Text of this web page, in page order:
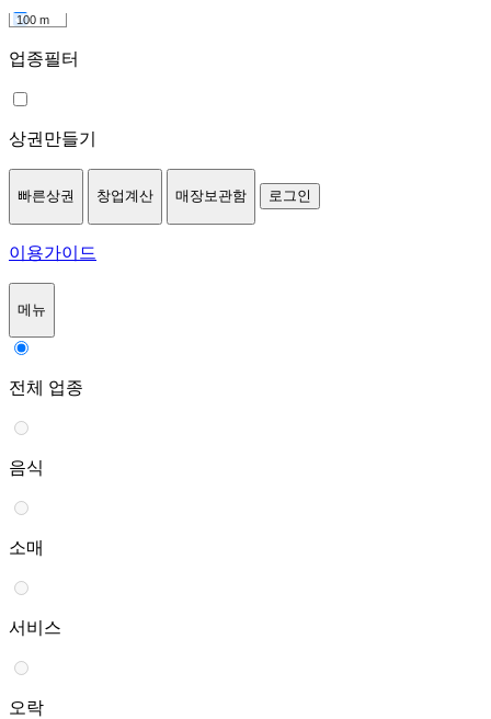
100 m
업종필터
상권만들기
빠른상권 창업계산 매장보관함 로그인
이용가이드
메뉴
전체 업종
음식
소매
서비스
오락